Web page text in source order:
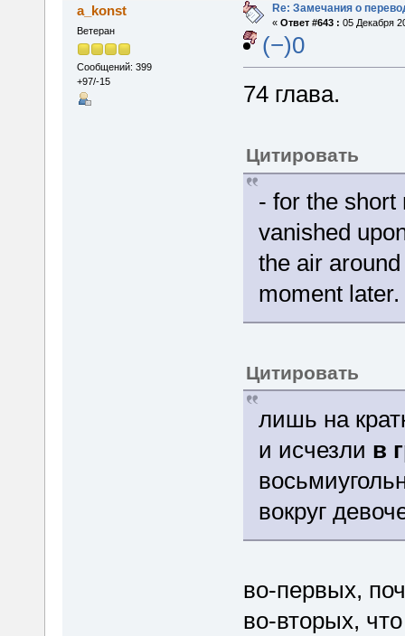
a_konst
Ветеран
Сообщений: 399
+97/-15
Re: Замечания о
« Ответ #643 : 05 Декабря
(−)0
74 глава.
Цитировать
- for the short
vanished
the air
moment later.
Цитировать
лишь на
и исчезли в
вокруг
во-первых,
во-вторых,